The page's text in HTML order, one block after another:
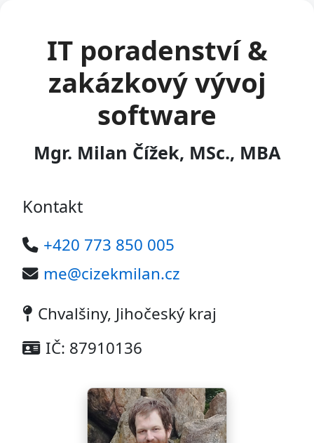
IT poradenství &
zakázkový vývoj
software
Mgr. Milan Čížek, MSc., MBA
Kontakt
+420 773 850 005
me@cizekmilan.cz
Chvalšiny, Jihočeský kraj
IČ: 87910136